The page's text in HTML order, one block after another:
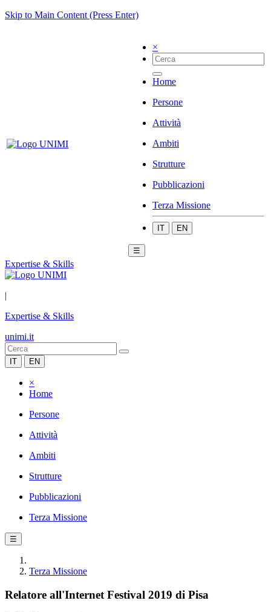
Skip to Main Content (Press Enter)
×
Home
Persone
Attività
Ambiti
Strutture
Pubblicazioni
Terza Missione
IT EN
☰
Expertise & Skills
|
Expertise & Skills
unimi.it
IT EN
×
Home
Persone
Attività
Ambiti
Strutture
Pubblicazioni
Terza Missione
☰
Terza Missione
Relatore all'Internet Festival 2019 di Pisa